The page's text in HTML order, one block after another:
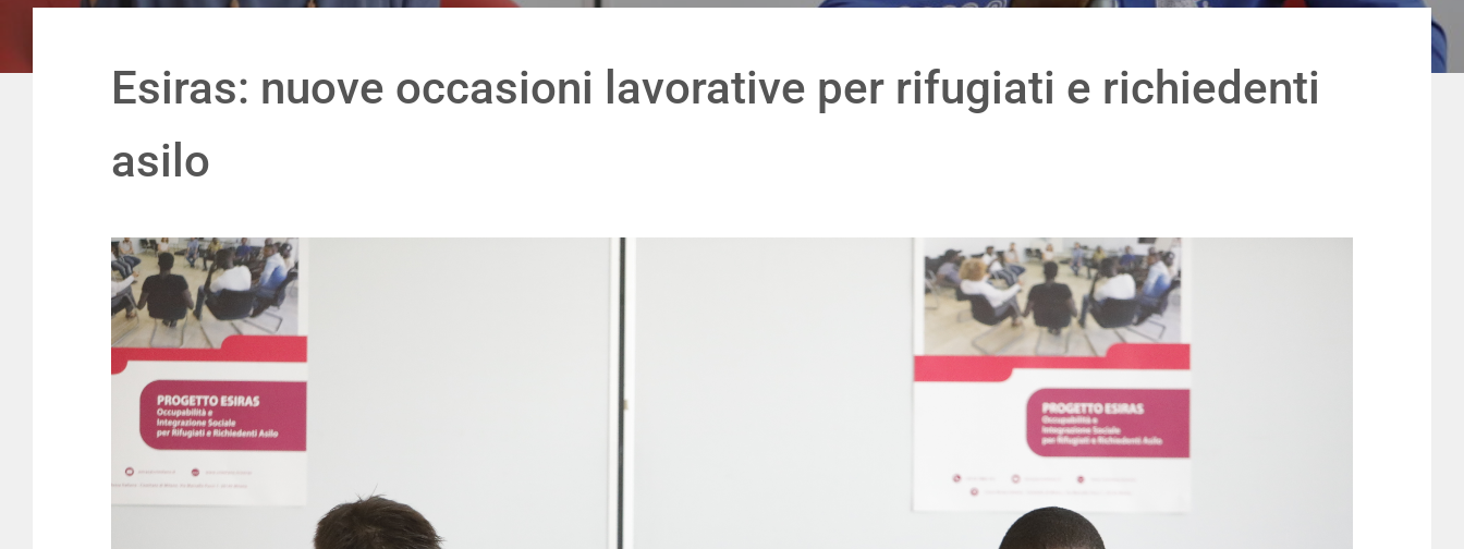
Esiras: nuove occasioni lavorative per rifugiati e richiedenti
asilo